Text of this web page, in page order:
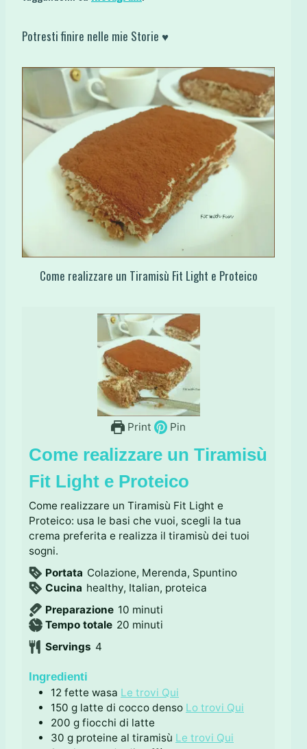
Potresti finire nelle mie Storie ♥
Come realizzare un Tiramisù Fit Light e Proteico
Print Pin
Come realizzare un Tiramisù
Fit Light e Proteico
Come realizzare un Tiramisù Fit Light e
Proteico: usa le basi che vuoi, scegli la tua
crema preferita e realizza il tiramisù dei tuoi
sogni.
Portata Colazione, Merenda, Spuntino
Cucina healthy, Italian, proteica
Preparazione 10m
i
minuti
Tempo totale 20m
i
minuti
Servings 4
Ingredienti
12 fette wasa Le trovi Qui
150 g latte di cocco denso Lo trovi Qui
200 g fiocchi di latte
30 g proteine al tiramisù Le trovi Qui